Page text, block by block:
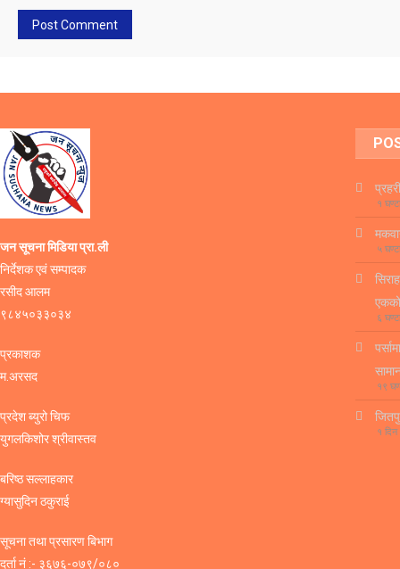
जन सूचना मिडिया प्रा.ली
निर्देशक एवं सम्पादक
रसीद आलम
९८४५०३३०३४
प्रकाशक
म.अरसद
प्रदेश ब्युरो चिफ
युगलकिशोर श्रीवास्तव
बरिष्ठ सल्लाहकार
ग्यासुदिन ठकुराई
सूचना तथा प्रसारण बिभाग
दर्ता नं :- ३६७६-०७९/०८०
१
५
६
१९
१ दिन